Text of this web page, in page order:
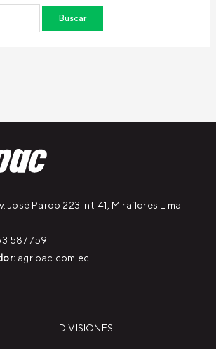
José Pardo 223 Int. 41, Miraflores Lima.
587759
agripac.com.ec
DIVISIONES